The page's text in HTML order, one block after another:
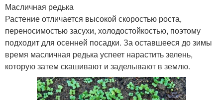
Масличная редька
Растение отличается высокой скоростью роста,
переносимостью засухи, холодостойкостью, поэтому
подходит для осенней посадки. За оставшееся до зимы
время масличная редька успеет нарастить зелень,
которую затем скашивают и заделывают в землю.